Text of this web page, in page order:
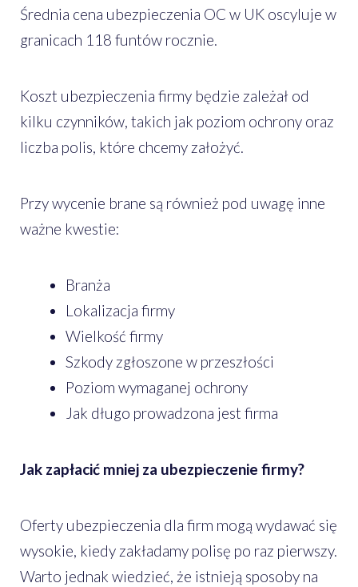
Średnia cena ubezpieczenia OC w UK oscyluje w
granicach 118 funtów rocznie.
Koszt ubezpieczenia firmy będzie zależał od
kilku czynników, takich jak poziom ochrony oraz
liczba polis, które chcemy założyć.
Przy wycenie brane są również pod uwagę inne
ważne kwestie:
Branża
Lokalizacja firmy
Wielkość firmy
Szkody zgłoszone w przeszłości
Poziom wymaganej ochrony
Jak długo prowadzona jest firma
Jak zapłacić mniej za ubezpieczenie firmy?
Oferty ubezpieczenia dla firm mogą wydawać się
wysokie, kiedy zakładamy polisę po raz pierwszy.
Warto jednak wiedzieć, że istnieją sposoby na